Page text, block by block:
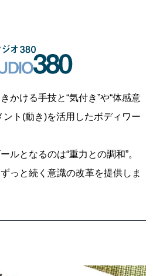
かける手技と“気付き”や“体感意
ント(動き)を活用したボディワー
ルとなるのは“重力との調和”。
っと続く意識の改革を提供しま